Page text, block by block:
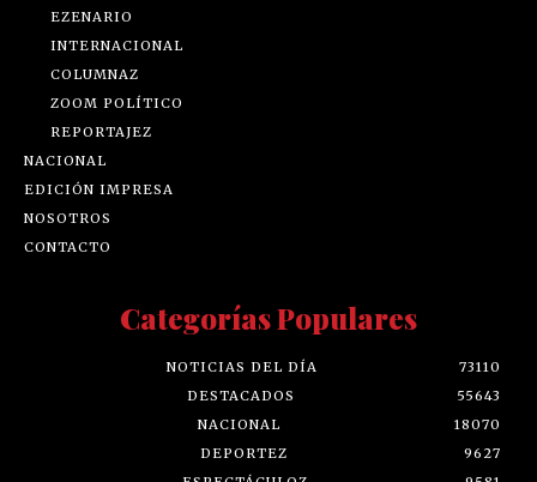
EZENARIO
INTERNACIONAL
COLUMNAZ
ZOOM POLÍTICO
REPORTAJEZ
NACIONAL
EDICIÓN IMPRESA
NOSOTROS
CONTACTO
Categorías Populares
NOTICIAS DEL DÍA
73110
DESTACADOS
55643
NACIONAL
18070
DEPORTEZ
9627